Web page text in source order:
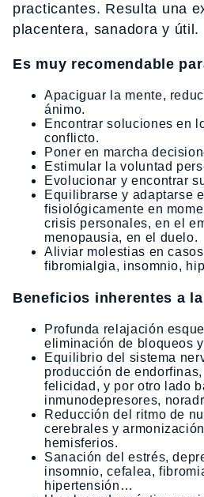
practicantes. Resulta una
placentera, sanadora y útil.
Es muy recomendable
Apaciguar la mente,
ánimo.
Encontrar soluciones en
conflicto.
Poner en marcha
Estimular la voluntad
Evolucionar y encontrar
Equilibrarse y adaptarse
fisiológicamente en
crisis personales, en el
menopausia, en el duelo.
Aliviar molestias en
fibromialgia, insomnio,
Beneficios inherentes a
Profunda relajación
eliminación de bloqueos
Equilibrio del sistema
producción de
felicidad, y por otro lado
inmunodepresores,
Reducción del ritmo de
cerebrales y
hemisferios.
Sanación del estrés,
insomnio, cefalea,
hipertensión…